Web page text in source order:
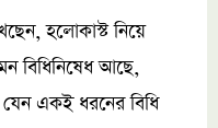
হলোকাস্ট নিয়ে
বিধিনিষেধ আছে,
যেন একই ধরনের বিধি